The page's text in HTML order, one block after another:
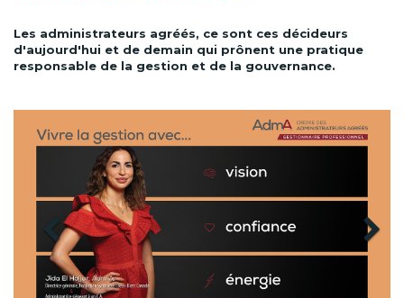
Les administrateurs agréés, ce sont ces décideurs
d'aujourd'hui et de demain qui prônent une pratique
responsable de la gestion et de la gouvernance.
Next